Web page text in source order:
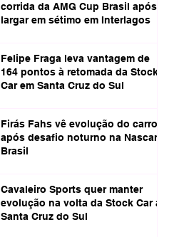
corrida da AMG Cup Brasil após
largar em sétimo em Interlagos
Felipe Fraga leva vantagem de
164 pontos à retomada da Stock
Car em Santa Cruz do Sul
Firás Fahs vê evolução do carro
após desafio noturno na Nascar
Brasil
Cavaleiro Sports quer manter
evolução na volta da Stock Car a
Santa Cruz do Sul